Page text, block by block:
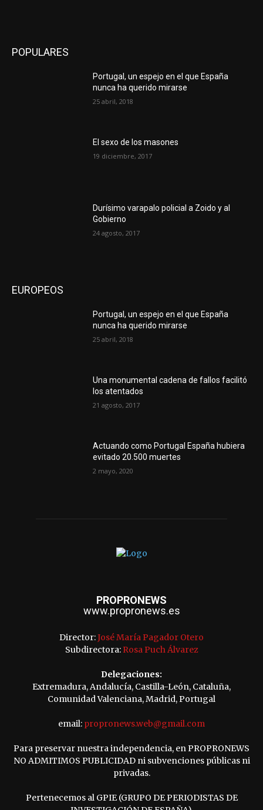
POPULARES
Portugal, un espejo en el que España
nunca ha querido mirarse
25 abril, 2018
El sexo de los masones
19 diciembre, 2017
Durísimo varapalo policial a Zoido y al
Gobierno
24 agosto, 2017
EUROPEOS
Portugal, un espejo en el que España
nunca ha querido mirarse
25 abril, 2018
Una monumental cadena de fallos facilitó
los atentados
21 agosto, 2017
Actuando como Portugal España hubiera
evitado 20.500 muertes
2 mayo, 2020
PROPRONEWS
www.propronews.es
Director:José María Pagador Otero
Subdirectora: Rosa Puch Álvarez
Delegaciones:
Extremadura, Andalucía, Castilla-León, Cataluña,
Comunidad Valenciana, Madrid, Portugal
email: propronews.web@gmail.com
Para preservar nuestra independencia, en PROPRONEWS
NO ADMITIMOS PUBLICIDAD ni subvenciones públicas ni
privadas.
Pertenecemos al GPIE (GRUPO DE PERIODISTAS DE